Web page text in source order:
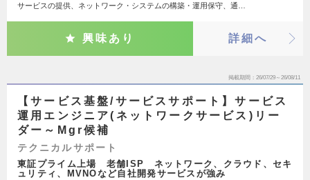
サービスの提供、ネットワーク・システムの構築・運用保守、通…
興味あり 詳細へ
掲載期間 26/07/29～26/08/11
【サービス基盤/サービスサポート】サービス
運用エンジニア(ネットワークサービス)リー
ダー～Mgr候補
テクニカルサポート
東証プライム上場 老舗ISP ネットワーク、クラウド、セキ
ュリティ、MVNOなど自社開発サービスが強み